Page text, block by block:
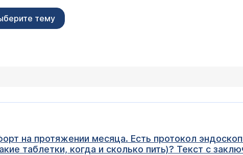
тему
на протяжении месяца. Есть протокол
когда и сколько пить)? Текст с заключением: